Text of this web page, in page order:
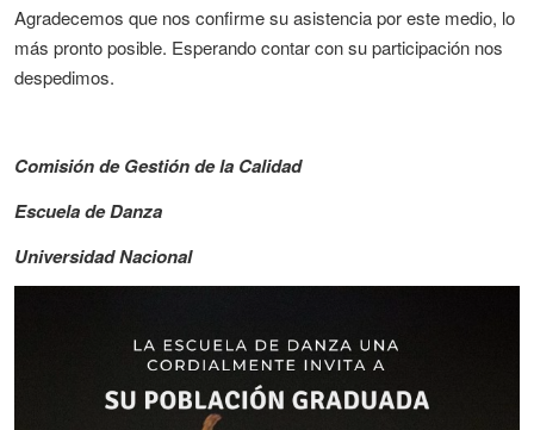
Agradecemos que nos confirme su asistencia por este medio, lo
más pronto posible. Esperando contar con su participación nos
despedimos.
Comisión de Gestión de la Calidad
Escuela de Danza
Universidad Nacional